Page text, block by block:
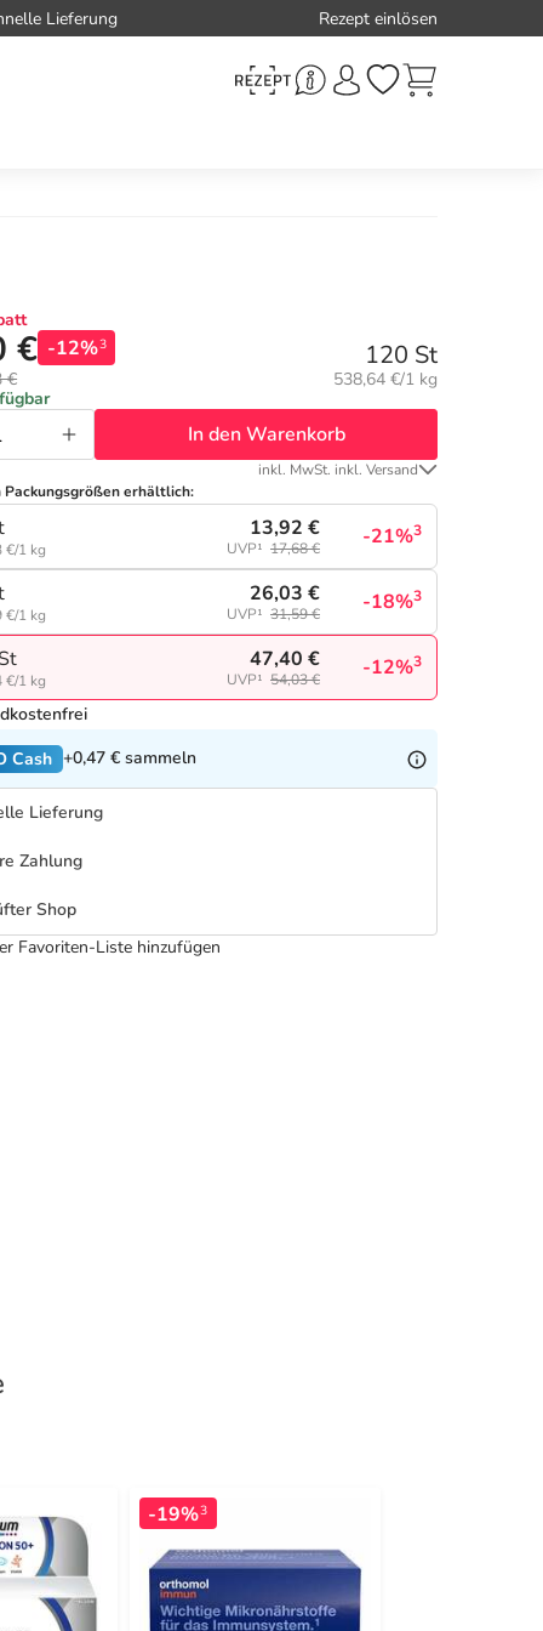
Lieferung Rezept einlösen
€ -12%3
€
120 St
Grundpreis:
538,64 €/1 kg
In den Warenkorb
inkl. MwSt. inkl. Versand
Packungsgrößen erhältlich:
€/1 kg
13,92 €
UVP¹ 17,68 € -21%3
€/1 kg
26,03 €
UVP¹ 31,59 € -18%3
€/1 kg
47,40 €
UVP¹ 54,03 € -12%3
Cash +0,47 € sammeln
Lieferung
Zahlung
Shop
Favoriten-Liste hinzufügen
-19%3